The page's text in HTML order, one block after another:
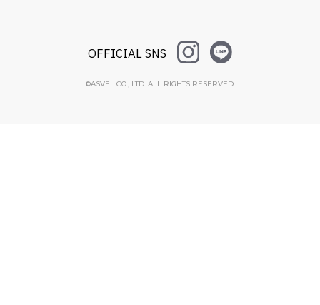
OFFICIAL SNS
©ASVEL CO., LTD. ALL RIGHTS RESERVED.